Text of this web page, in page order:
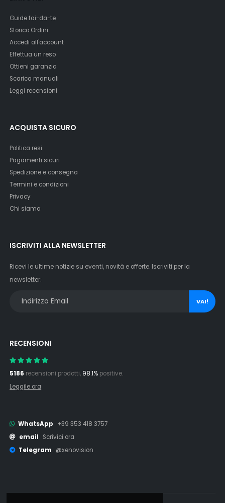
Guide fai-da-te
Storico Ordini
Accedi all'account
Effettua un reso
Ottieni garanzia
Scarica manuali
Leggi recensioni
ACQUISTA SICURO
Politica resi
Pagamenti sicuri
Spedizione e consegna
Termini e condizioni
Privacy
Chi siamo
ISCRIVITI ALLA NEWSLETTER
Ricevi le ultime notizie su eventi, novità e offerte. Iscriviti per la
newsletter:
VAI!
RECENSIONI
5186 recensioni prodotti, 98.1% positive.
Leggile ora
WhatsApp
+39 353 418 3757
email
Scrivici ora
Telegram
@xenovision